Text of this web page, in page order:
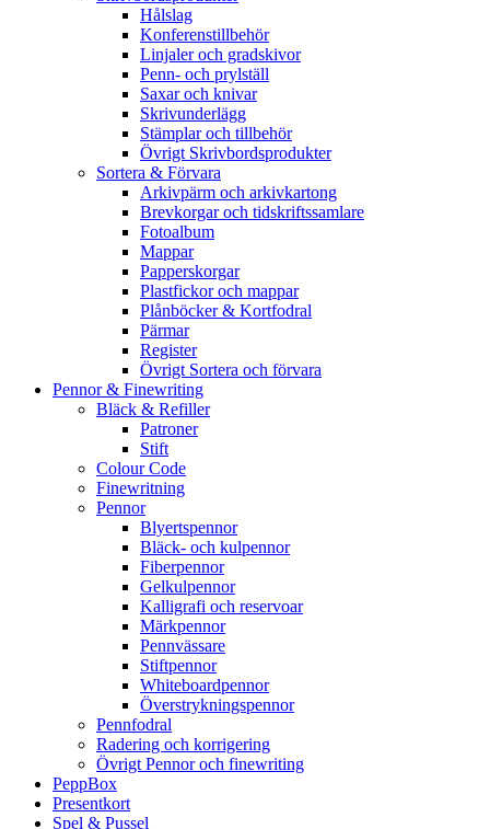
Hålslag
Konferenstillbehör
Linjaler och gradskivor
Penn- och prylställ
Saxar och knivar
Skrivunderlägg
Stämplar och tillbehör
Övrigt Skrivbordsprodukter
Sortera & Förvara
Arkivpärm och arkivkartong
Brevkorgar och tidskriftssamlare
Fotoalbum
Mappar
Papperskorgar
Plastfickor och mappar
Plånböcker & Kortfodral
Pärmar
Register
Övrigt Sortera och förvara
Pennor & Finewriting
Bläck & Refiller
Patroner
Stift
Colour Code
Finewritning
Pennor
Blyertspennor
Bläck- och kulpennor
Fiberpennor
Gelkulpennor
Kalligrafi och reservoar
Märkpennor
Pennvässare
Stiftpennor
Whiteboardpennor
Överstrykningspennor
Pennfodral
Radering och korrigering
Övrigt Pennor och finewriting
PeppBox
Presentkort
Spel & Pussel